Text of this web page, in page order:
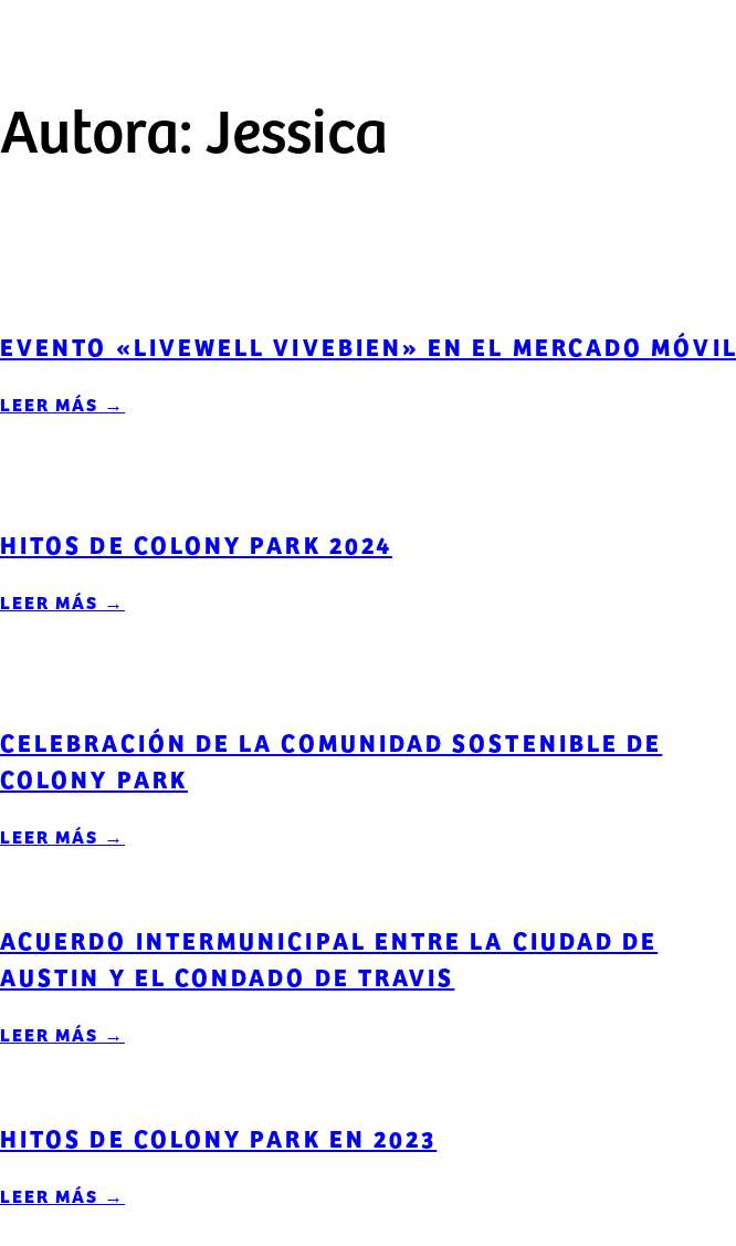
Autora:Jessica
EVENTO «LIVEWELL VIVEBIEN» EN EL MERCADO MÓVIL
LEER MÁS →
HITOS DE COLONY PARK 2024
LEER MÁS →
CELEBRACIÓN DE LA COMUNIDAD SOSTENIBLE DE
COLONY PARK
LEER MÁS →
ACUERDO INTERMUNICIPAL ENTRE LA CIUDAD DE
AUSTIN Y EL CONDADO DE TRAVIS
LEER MÁS →
HITOS DE COLONY PARK EN 2023
LEER MÁS →